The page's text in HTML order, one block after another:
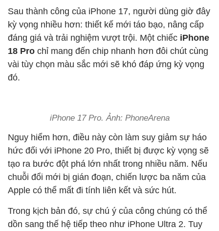
Sau thành công của iPhone 17, người dùng giờ đây
kỳ vọng nhiều hơn: thiết kế mới táo bạo, nâng cấp
đáng giá và trải nghiệm vượt trội. Một chiếc iPhone
18 Pro chỉ mang đến chip nhanh hơn đôi chút cùng
vài tùy chọn màu sắc mới sẽ khó đáp ứng kỳ vọng
đó.
iPhone 17 Pro. Ảnh: PhoneArena
Nguy hiểm hơn, điều này còn làm suy giảm sự háo
hức đối với iPhone 20 Pro, thiết bị được kỳ vọng sẽ
tạo ra bước đột phá lớn nhất trong nhiều năm. Nếu
chuỗi đổi mới bị gián đoạn, chiến lược ba năm của
Apple có thể mất đi tính liên kết và sức hút.
Trong kịch bản đó, sự chú ý của công chúng có thể
dồn sang thế hệ tiếp theo như iPhone Ultra 2. Tuy